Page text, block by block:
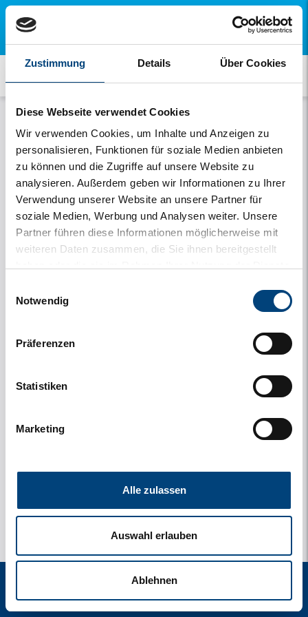
Zustimmung Details Über Cookies
Diese Webseite verwendet Cookies
Wir verwenden Cookies, um Inhalte und Anzeigen zu
personalisieren, Funktionen für soziale Medien anbieten
zu können und die Zugriffe auf unsere Website zu
analysieren. Außerdem geben wir Informationen zu Ihrer
Verwendung unserer Website an unsere Partner für
soziale Medien, Werbung und Analysen weiter. Unsere
Partner führen diese Informationen möglicherweise mit
weiteren Daten zusammen, die Sie ihnen bereitgestellt
Notwendig
Präferenzen
Statistiken
Marketing
Alle zulassen
Auswahl erlauben
Ablehnen
Öffnen Sie diese Seite auf Ihrem Handy und
installieren Sie unsere kostenlose App
×
Schauen Sie bitte hier für unser Verhaltensregeln!
start zoek verblijf instellingen menu